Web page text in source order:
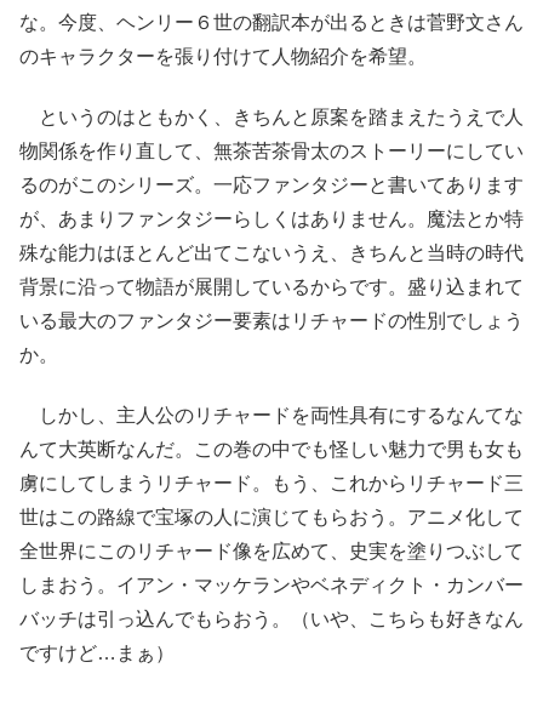
な。今度、ヘンリー６世の翻訳本が出るときは菅野文さん
のキャラクターを張り付けて人物紹介を希望。
というのはともかく、きちんと原案を踏まえたうえで人
物関係を作り直して、無茶苦茶骨太のストーリーにしてい
るのがこのシリーズ。一応ファンタジーと書いてあります
が、あまりファンタジーらしくはありません。魔法とか特
殊な能力はほとんど出てこないうえ、きちんと当時の時代
背景に沿って物語が展開しているからです。盛り込まれて
いる最大のファンタジー要素はリチャードの性別でしょう
か。
しかし、主人公のリチャードを両性具有にするなんてな
んて大英断なんだ。この巻の中でも怪しい魅力で男も女も
虜にしてしまうリチャード。もう、これからリチャード三
世はこの路線で宝塚の人に演じてもらおう。アニメ化して
全世界にこのリチャード像を広めて、史実を塗りつぶして
しまおう。イアン・マッケランやベネディクト・カンバー
バッチは引っ込んでもらおう。（いや、こちらも好きなん
ですけど…まぁ）